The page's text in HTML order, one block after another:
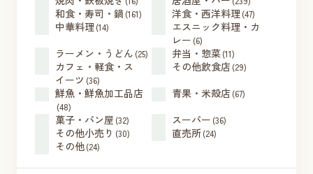
和食・寿司・鍋 (161) 洋食・西洋料理 (47)
中華料理 (14)
エスニック料理・カ
レー (6)
ラーメン・うどん (25) 弁当・惣菜(11)
カフェ・軽食・ス
イーツ (36)
その他飲食店(29)
鮮魚・鮮魚加工品店
(48)
青果・米殻店(67)
菓子・パン屋 (32) スーパー (36)
その他小売り (30) 直売所(24)
その他(24)